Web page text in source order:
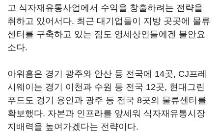
고 식자재유통사업에서 수익을 창출하려는 전략을
취하고 있어서다. 최근 대기업들이 지방 곳곳에 물류
센터를 구축하고 있는 점도 영세상인들에겐 불안요
소다.
아워홈은 경기 광주와 안산 등 전국에 14곳, CJ프레
시웨이는 경기 이천과 수원 등 전국 12곳, 현대그린
푸드도 경기 용인과 광주 등 전국 8곳의 물류센터를
확보했다. 자본과 인프라를 앞세워 식자재유통시장
지배력을 높여가겠다는 전략이다.